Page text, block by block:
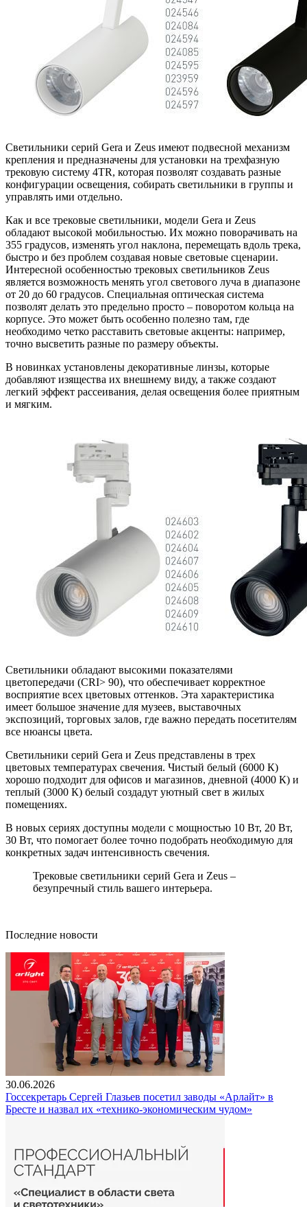
Светильники серий Gera и Zeus имеют подвесной механизм
крепления и предназначены для установки на трехфазную
трековую систему 4TR, которая позволят создавать разные
конфигурации освещения, собирать светильники в группы и
управлять ими отдельно.
Как и все трековые светильники, модели Gera и Zeus
обладают высокой мобильностью. Их можно поворачивать на
355 градусов, изменять угол наклона, перемещать вдоль трека,
быстро и без проблем создавая новые световые сценарии.
Интересной особенностью трековых светильников Zeus
является возможность менять угол светового луча в диапазоне
от 20 до 60 градусов. Специальная оптическая система
позволят делать это предельно просто – поворотом кольца на
корпусе. Это может быть особенно полезно там, где
необходимо четко расставить световые акценты: например,
точно высветить разные по размеру объекты.
В новинках установлены декоративные линзы, которые
добавляют изящества их внешнему виду, а также создают
легкий эффект рассеивания, делая освещения более приятным
и мягким.
Светильники обладают высокими показателями
цветопередачи (CRI> 90), что обеспечивает корректное
восприятие всех цветовых оттенков. Эта характеристика
имеет большое значение для музеев, выставочных
экспозиций, торговых залов, где важно передать посетителям
все нюансы цвета.
Светильники серий Gera и Zeus представлены в трех
цветовых температурах свечения. Чистый белый (6000 К)
хорошо подходит для офисов и магазинов, дневной (4000 К) и
теплый (3000 К) белый создадут уютный свет в жилых
помещениях.
В новых сериях доступны модели с мощностью 10 Вт, 20 Вт,
30 Вт, что помогает более точно подобрать необходимую для
конкретных задач интенсивность свечения.
Трековые светильники серий Gera и Zeus –
безупречный стиль вашего интерьера.
Последние новости
30.06.2026
Госсекретарь Сергей Глазьев посетил заводы «Арлайт» в
Бресте и назвал их «технико-экономическим чудом»